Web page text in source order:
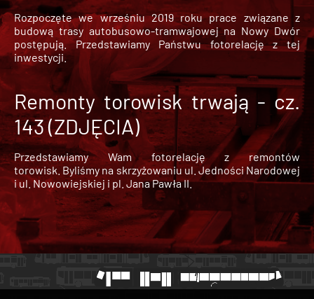
Rozpoczęte we wrześniu 2019 roku prace związane z
budową trasy autobusowo-tramwajowej na Nowy Dwór
postępują. Przedstawiamy Państwu fotorelację z tej
inwestycji.
Remonty torowisk trwają - cz.
143 (ZDJĘCIA)
Przedstawiamy Wam fotorelację z remontów
torowisk. Byliśmy na skrzyżowaniu ul. Jedności Narodowej
i ul. Nowowiejskiej i pl. Jana Pawła II.